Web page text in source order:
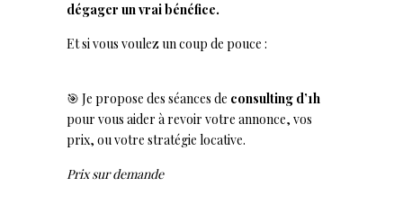
dégager un vrai bénéfice.
Et si vous voulez un coup de pouce :
🎯 Je propose des séances de consulting d’1h
pour vous aider à revoir votre annonce, vos
prix, ou votre stratégie locative.
Prix sur demande